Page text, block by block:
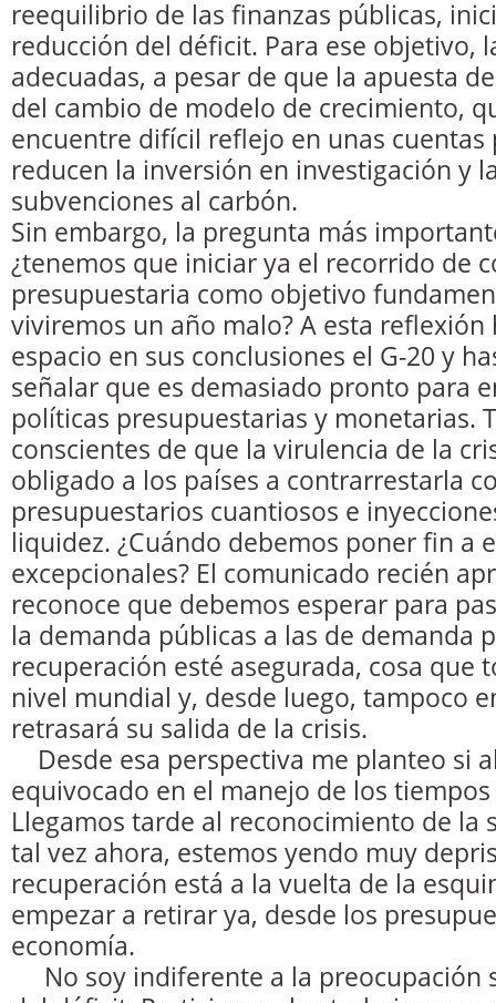
reequilibrio de las finanzas públicas,
reducción del déficit. Para ese objetivo,
adecuadas, a pesar de que la apuesta
del cambio de modelo de crecimiento,
encuentre difícil reflejo en unas cuentas
reducen la inversión en investigación y
subvenciones al carbón.
Sin embargo, la pregunta más
¿tenemos que iniciar ya el recorrido de
presupuestaria como objetivo
viviremos un año malo? A esta
espacio en sus conclusiones el G-20 y
señalar que es demasiado pronto para
políticas presupuestarias y monetarias.
conscientes de que la virulencia de la
obligado a los países a contrarrestarla
presupuestarios cuantiosos e
liquidez. ¿Cuándo debemos poner fin a
excepcionales? El comunicado recién
reconoce que debemos esperar para
la demanda públicas a las de demanda
recuperación esté asegurada, cosa que
nivel mundial y, desde luego, tampoco
retrasará su salida de la crisis.
Desde esa perspectiva me planteo si
equivocado en el manejo de los tiempos
Llegamos tarde al reconocimiento de la
tal vez ahora, estemos yendo muy
recuperación está a la vuelta de la
empezar a retirar ya, desde los
economía.
No soy indiferente a la preocupación